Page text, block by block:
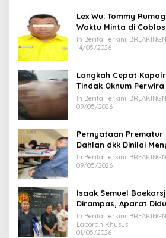
Lex Wu: Tommy
Waktu Minta di
Kuning, Waktu
Kuning.
In Berita Terkini,
14/05/2026
Langkah Cepat
Tindak Oknum
Kekerasan Brutal
In Berita Terkini,
09/05/2026
Pernyataan Prematur
Dahlan dkk Dinilai
PK Isaak Boekorsjom
In Berita Terkini,
09/05/2026
Isaak Semuel
Dirampas, Aparat
Kasus Kini Jadi
In Berita Terkini,
Laporan Khusus
01/05/2026